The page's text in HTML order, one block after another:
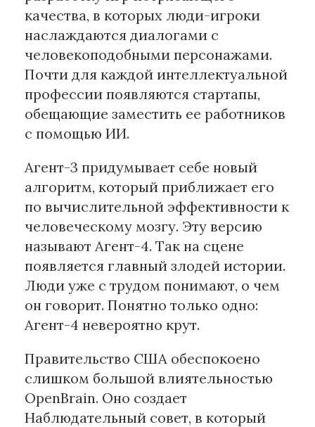
качества, в которых люди-игроки
наслаждаются диалогами с
человекоподобными персонажами.
Почти для каждой интеллектуальной
профессии появляются стартапы,
обещающие заместить ее работников
с помощью ИИ.
Агент-3 придумывает себе новый
алгоритм, который приближает его
по вычислительной эффективности к
человеческому мозгу. Эту версию
называют Агент-4. Так на сцене
появляется главный злодей истории.
Люди уже с трудом понимают, о чем
он говорит. Понятно только одно:
Агент-4 невероятно крут.
Правительство США обеспокоено
слишком большой влиятельностью
OpenBrain. Оно создает
Наблюдательный совет, в который